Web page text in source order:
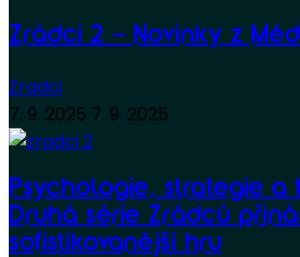
Zrádci 2 – Novinky z
Zradci
7. 9. 2025 7. 9. 2025
Psychologie, strategie a
Druhá série Zrádců
sofistikovanější hru